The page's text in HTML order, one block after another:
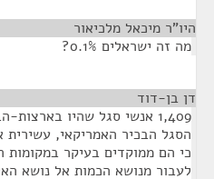
היו"ר מיכאל מלכיאור
מה זה ישראלים 0.1%?
דן בן-דוד
הסגל הבכיר האמריקאי,
כי הם ממוקדים בעיקר במקומות
לעבור מנושא הכמות אל נושא